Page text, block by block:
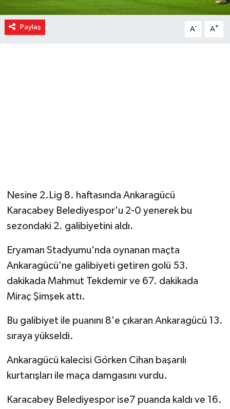
Paylaş A- A+
Nesine 2.Lig 8. haftasında Ankaragücü
Karacabey Belediyespor'u 2-0 yenerek bu
sezondaki 2. galibiyetini aldı.
Eryaman Stadyumu'nda oynanan maçta
Ankaragücü'ne galibiyeti getiren golü 53.
dakikada Mahmut Tekdemir ve 67. dakikada
Miraç Şimşek attı.
Bu galibiyet ile puanını 8'e çıkaran Ankaragücü 13.
sıraya yükseldi.
Ankaragücü kalecisi Görken Cihan başarılı
kurtarışları ile maça damgasını vurdu.
Karacabey Belediyespor ise7 puanda kaldı ve 16.